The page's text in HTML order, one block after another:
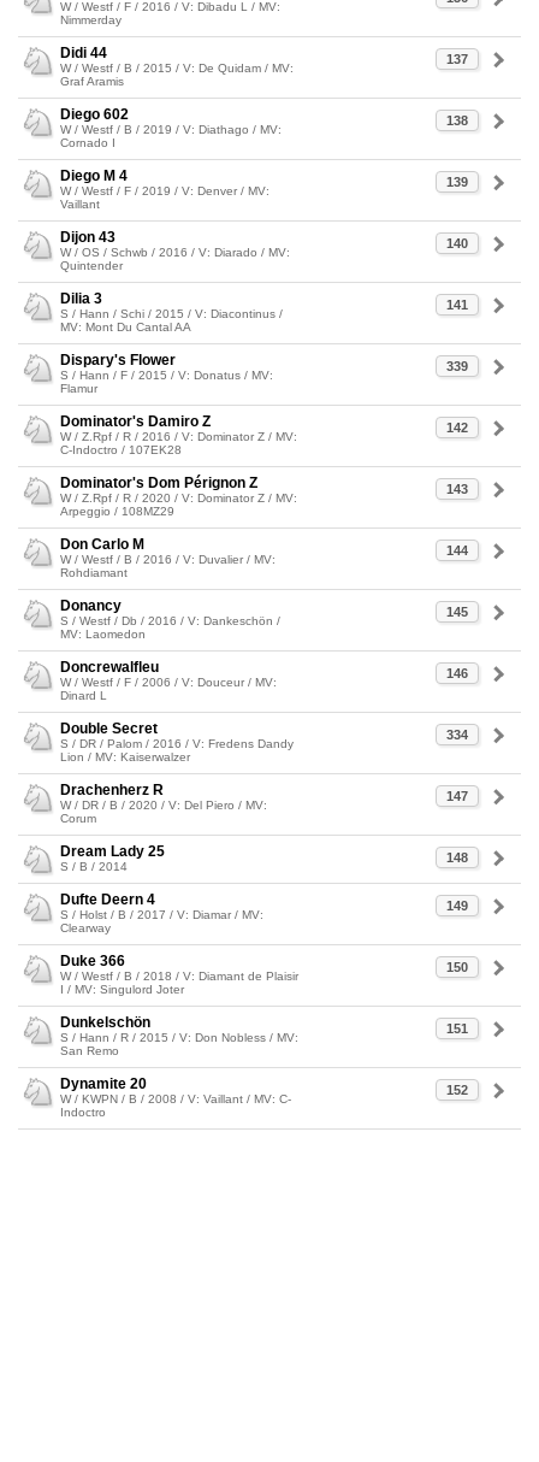
W / Westf / F / 2016 / V: Dibadu L / MV:
Nimmerday
137
Didi 44
W / Westf / B / 2015 / V: De Quidam / MV:
Graf Aramis
138
Diego 602
W / Westf / B / 2019 / V: Diathago / MV:
Cornado I
139
Diego M 4
W / Westf / F / 2019 / V: Denver / MV:
Vaillant
140
Dijon 43
W / OS / Schwb / 2016 / V: Diarado / MV:
Quintender
141
Dilia 3
S / Hann / Schi / 2015 / V: Diacontinus /
MV: Mont Du Cantal AA
339
Dispary's Flower
S / Hann / F / 2015 / V: Donatus / MV:
Flamur
142
Dominator's Damiro Z
W / Z.Rpf / R / 2016 / V: Dominator Z / MV:
C-Indoctro / 107EK28
143
Dominator's Dom Pérignon Z
W / Z.Rpf / R / 2020 / V: Dominator Z / MV:
Arpeggio / 108MZ29
144
Don Carlo M
W / Westf / B / 2016 / V: Duvalier / MV:
Rohdiamant
145
Donancy
S / Westf / Db / 2016 / V: Dankeschön /
MV: Laomedon
146
Doncrewalfleu
W / Westf / F / 2006 / V: Douceur / MV:
Dinard L
334
Double Secret
S / DR / Palom / 2016 / V: Fredens Dandy
Lion / MV: Kaiserwalzer
147
Drachenherz R
W / DR / B / 2020 / V: Del Piero / MV:
Corum
148
Dream Lady 25
S / B / 2014
149
Dufte Deern 4
S / Holst / B / 2017 / V: Diamar / MV:
Clearway
150
Duke 366
W / Westf / B / 2018 / V: Diamant de Plaisir
I / MV: Singulord Joter
151
Dunkelschön
S / Hann / R / 2015 / V: Don Nobless / MV:
San Remo
152
Dynamite 20
W / KWPN / B / 2008 / V: Vaillant / MV: C-
Indoctro